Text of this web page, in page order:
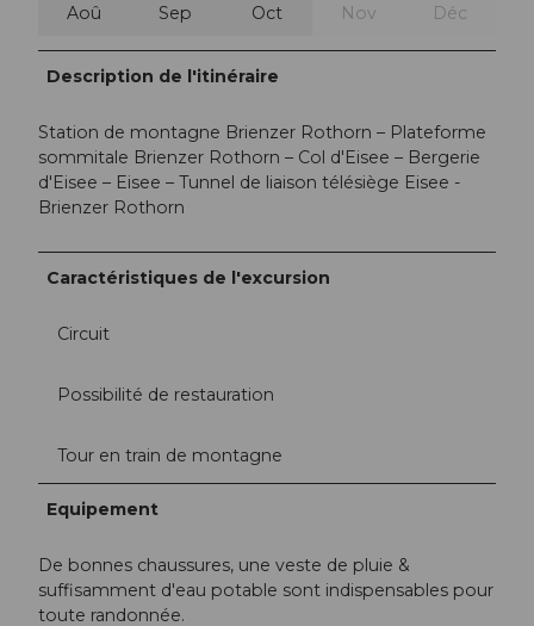
Aoû Sep Oct Nov Déc
Description de l'itinéraire
Station de montagne Brienzer Rothorn – Plateforme
sommitale Brienzer Rothorn – Col d'Eisee – Bergerie
d'Eisee – Eisee – Tunnel de liaison télésiège Eisee -
Brienzer Rothorn
Caractéristiques de l'excursion
Circuit
Possibilité de restauration
Tour en train de montagne
Equipement
De bonnes chaussures, une veste de pluie &
suffisamment d'eau potable sont indispensables pour
toute randonnée.